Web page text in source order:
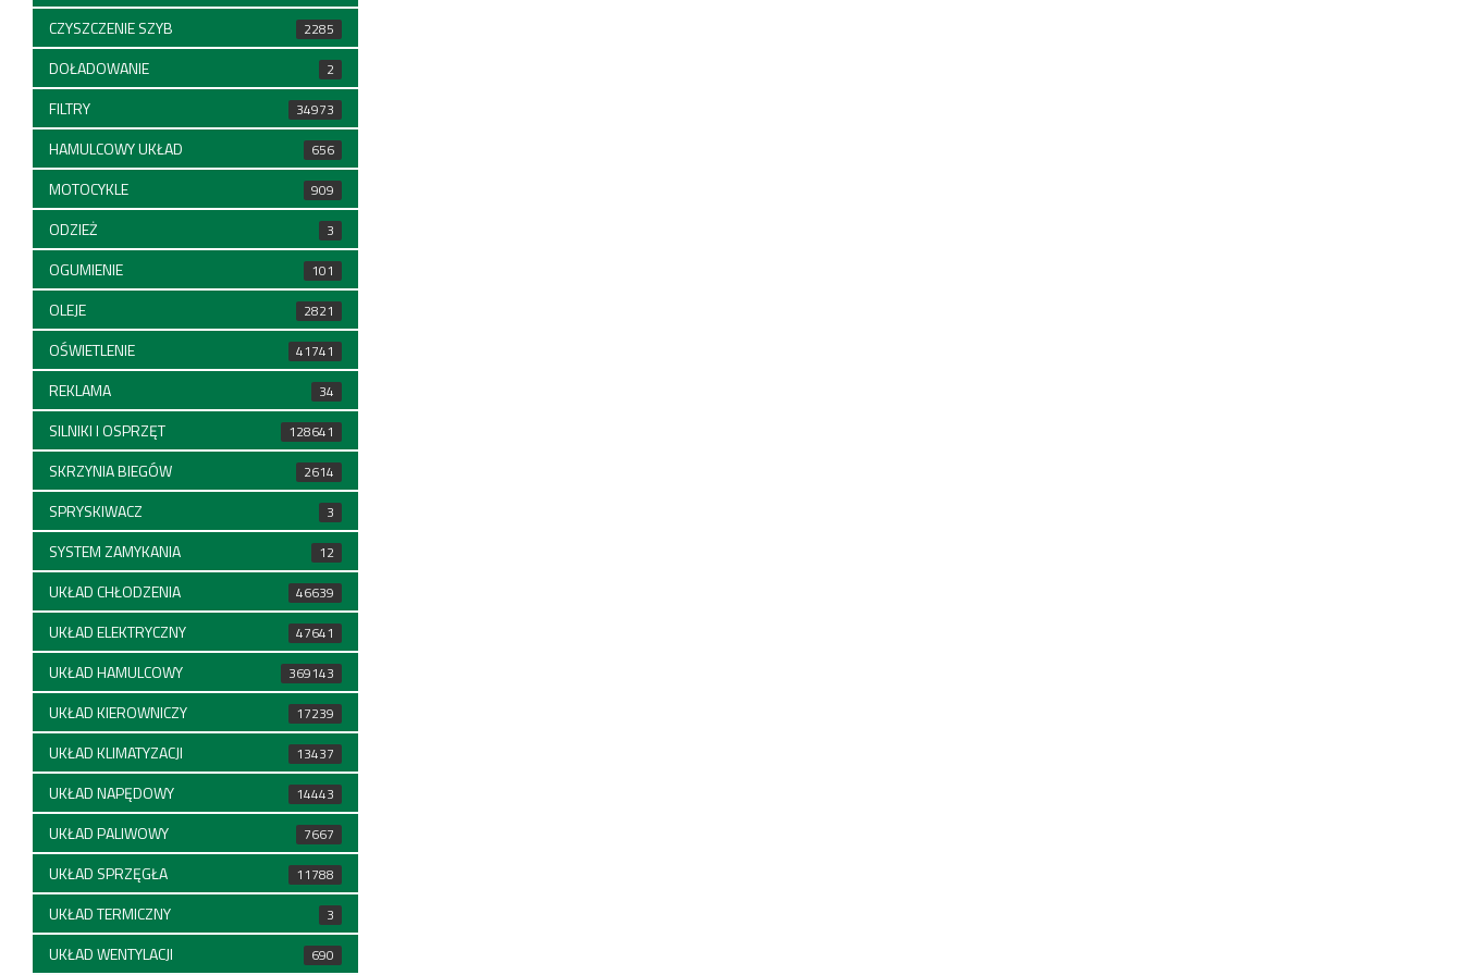
CZYSZCZENIE SZYB 2285
DOŁADOWANIE 2
FILTRY 34973
HAMULCOWY UKŁAD 656
MOTOCYKLE 909
ODZIEŻ 3
OGUMIENIE 101
OLEJE 2821
OŚWIETLENIE 41741
REKLAMA 34
SILNIKI I OSPRZĘT 128641
SKRZYNIA BIEGÓW 2614
SPRYSKIWACZ 3
SYSTEM ZAMYKANIA 12
UKŁAD CHŁODZENIA 46639
UKŁAD ELEKTRYCZNY 47641
UKŁAD HAMULCOWY 369143
UKŁAD KIEROWNICZY 17239
UKŁAD KLIMATYZACJI 13437
UKŁAD NAPĘDOWY 14443
UKŁAD PALIWOWY 7667
UKŁAD SPRZĘGŁA 11788
UKŁAD TERMICZNY 3
UKŁAD WENTYLACJI 690